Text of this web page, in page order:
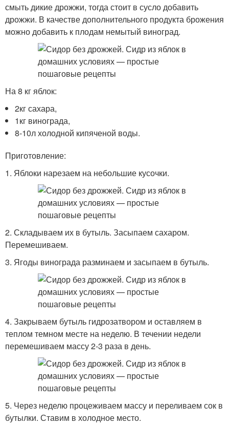
смыть дикие дрожжи, тогда стоит в сусло добавить
дрожжи. В качестве дополнительного продукта брожения
можно добавить к плодам немытый виноград.
На 8 кг яблок:
2кг сахара,
1кг винограда,
8-10л холодной кипяченой воды.
Приготовление:
1. Яблоки нарезаем на небольшие кусочки.
2. Складываем их в бутыль. Засыпаем сахаром.
Перемешиваем.
3. Ягоды винограда разминаем и засыпаем в бутыль.
4. Закрываем бутыль гидрозатвором и оставляем в
теплом темном месте на неделю. В течении недели
перемешиваем массу 2-3 раза в день.
5. Через неделю процеживаем массу и переливаем сок в
бутылки. Ставим в холодное место.